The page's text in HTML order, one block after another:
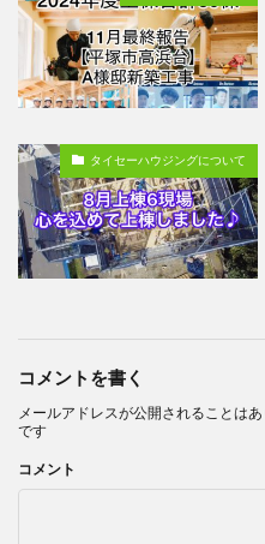
タイセーハウジングについて
コメントを書く
メールアドレスが公開されることはあ
です
コメント